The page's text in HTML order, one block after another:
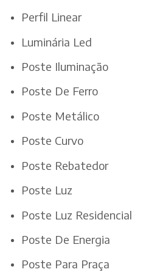
Perfil Linear
Luminária Led
Poste Iluminação
Poste De Ferro
Poste Metálico
Poste Curvo
Poste Rebatedor
Poste Luz
Poste Luz Residencial
Poste De Energia
Poste Para Praça